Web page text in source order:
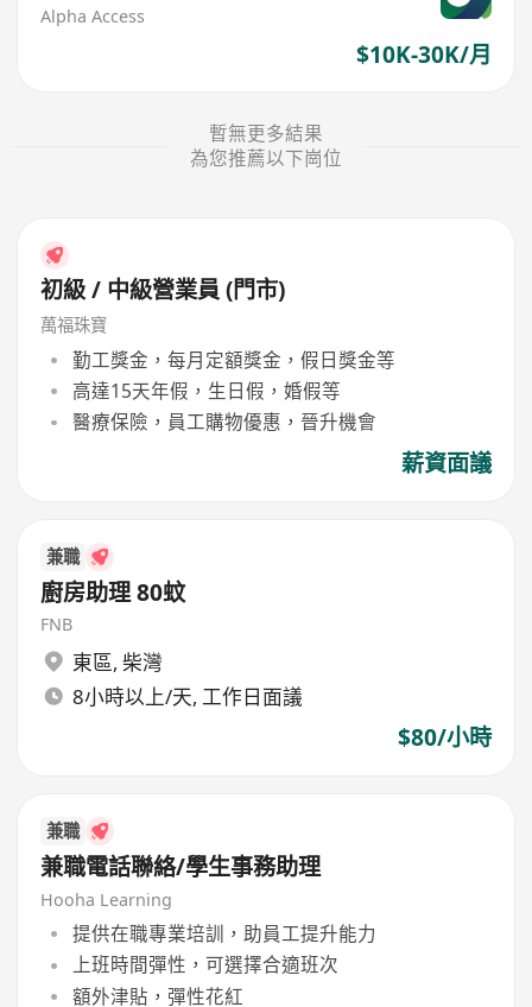
Alpha Access
$10K-30K/月
暫無更多結果
為您推薦以下崗位
初級 / 中級營業員 (門市)
萬福珠寶
勤工獎金，每月定額獎金，假日獎金等
高達15天年假，生日假，婚假等
醫療保險，員工購物優惠，晉升機會
薪資面議
兼職
廚房助理 80蚊
FNB
東區, 柴灣
8小時以上/天, 工作日面議
$80/小時
兼職
兼職電話聯絡/學生事務助理
Hooha Learning
提供在職專業培訓，助員工提升能力
上班時間彈性，可選擇合適班次
額外津貼，彈性花紅